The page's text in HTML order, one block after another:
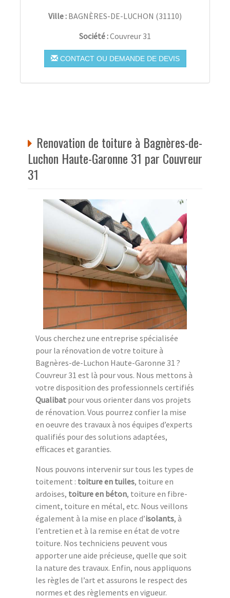
Ville : BAGNÈRES-DE-LUCHON (31110)
Société :Couvreur 31
CONTACT OU DEMANDE DE DEVIS
Renovation de toiture à Bagnères-de-
Luchon Haute-Garonne 31 par Couvreur
31
Vous cherchez une entreprise spécialisée
pour la rénovation de votre toiture à
Bagnères-de-Luchon Haute-Garonne 31 ?
Couvreur 31 est là pour vous. Nous mettons à
votre disposition des professionnels certifiés
Qualibat pour vous orienter dans vos projets
de rénovation. Vous pourrez confier la mise
en oeuvre des travaux à nos équipes d’experts
qualifiés pour des solutions adaptées,
efficaces et garanties.
Nous pouvons intervenir sur tous les types de
toitement : toiture en tuiles, toiture en
ardoises, toiture en béton, toiture en fibre-
ciment, toiture en métal, etc. Nous veillons
également à la mise en place d’isolants, à
l’entretien et à la remise en état de votre
toiture. Nos techniciens peuvent vous
apporter une aide précieuse, quelle que soit
la nature des travaux. Enfin, nous appliquons
les règles de l’art et assurons le respect des
normes et des règlements en vigueur.